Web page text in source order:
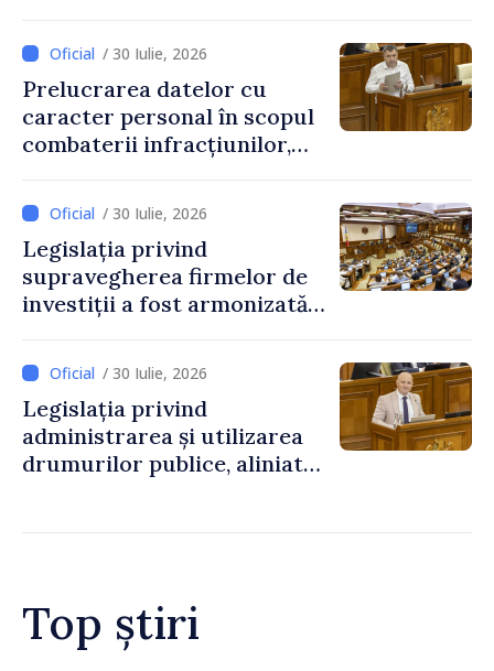
/ 30 Iulie, 2026
Prelucrarea datelor cu
caracter personal în scopul
combaterii infracțiunilor,
/ 30 Iulie, 2026
Legislația privind
supravegherea firmelor de
investiții a fost armonizată
/ 30 Iulie, 2026
Legislația privind
administrarea și utilizarea
drumurilor publice, aliniată
Top știri